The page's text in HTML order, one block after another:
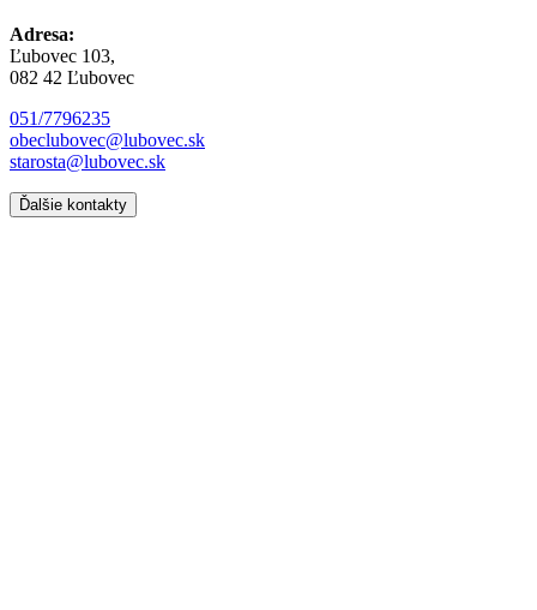
Adresa:
Ľubovec 103,
082 42 Ľubovec
051/7796235
obeclubovec@lubovec.sk
starosta@lubovec.sk
Ďalšie kontakty